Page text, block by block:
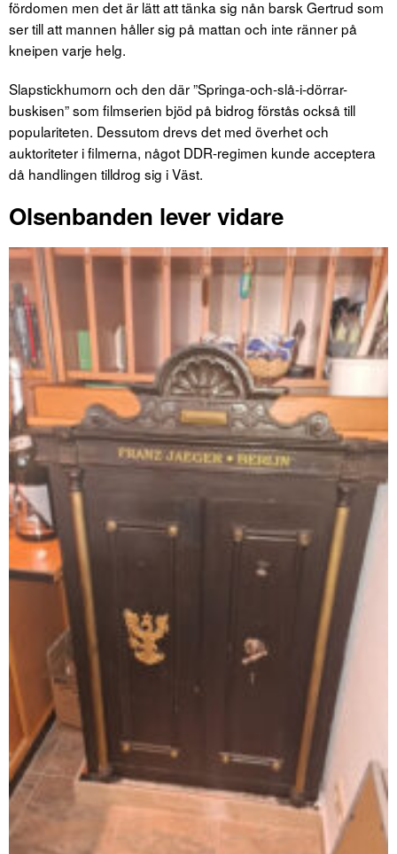
fördomen men det är lätt att tänka sig nån barsk Gertrud som
ser till att mannen håller sig på mattan och inte ränner på
kneipen varje helg.
Slapstickhumorn och den där ”Springa-och-slå-i-dörrar-
buskisen” som filmserien bjöd på bidrog förstås också till
populariteten. Dessutom drevs det med överhet och
auktoriteter i filmerna, något DDR-regimen kunde acceptera
då handlingen tilldrog sig i Väst.
Olsenbanden lever vidare